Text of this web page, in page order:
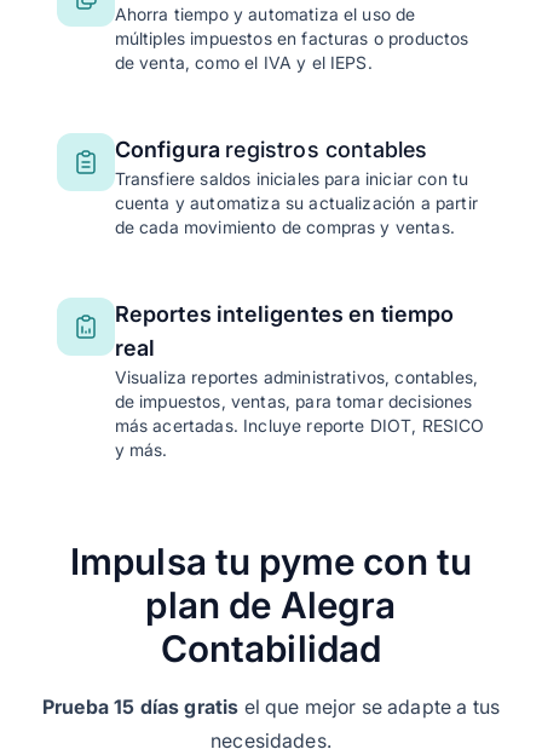
Ahorra tiempo y automatiza el uso de
múltiples impuestos en facturas o productos
de venta, como el IVA y el IEPS.
Configura registros contables
Transfiere saldos iniciales para iniciar con tu
cuenta y automatiza su actualización a partir
de cada movimiento de compras y ventas.
Reportes inteligentes en tiempo
real
Visualiza reportes administrativos, contables,
de impuestos, ventas, para tomar decisiones
más acertadas. Incluye reporte DIOT, RESICO
y más.
Impulsa tu pyme con tu
plan de Alegra
Contabilidad
Prueba 15 días gratis el que mejor se adapte a tus
necesidades.